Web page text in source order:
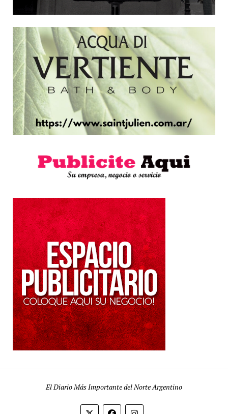
El Diario Más Importante del Norte Argentino